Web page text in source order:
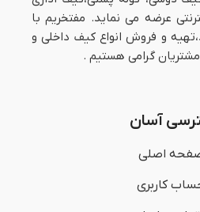
عرضه می نماید. مفتخریم با
و فروش انواع کیف داخلی و
مشتریان گرامی هستیم .
آسان
اصلی
کاربری